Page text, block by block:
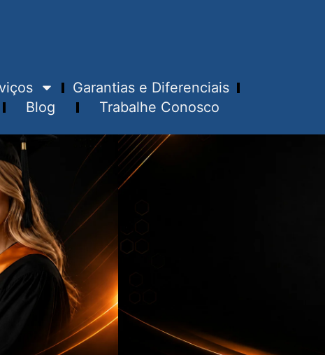
Garantias e Diferenciais
Blog Trabalhe Conosco